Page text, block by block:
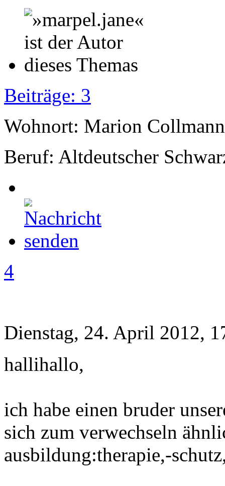
Beiträge: 3
Wohnort: Marion Collmann
Beruf: Altdeutscher
4
Dienstag, 24. April 2012,
hallihallo,
ich habe einen bruder
sich zum verwechseln
ausbildung:therapie,-